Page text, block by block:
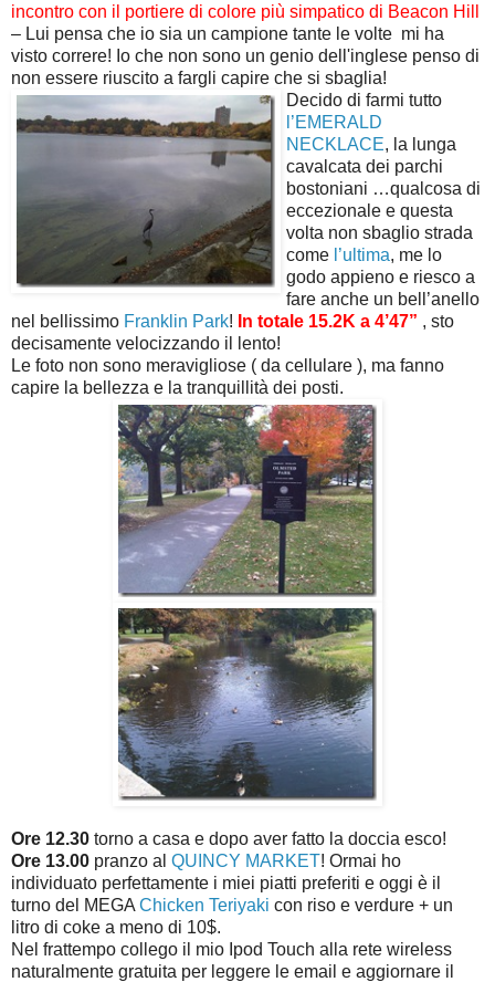
incontro con il portiere di colore più simpatico di Beacon Hill
– Lui pensa che io sia un campione tante le volte mi ha
visto correre! Io che non sono un genio dell'inglese penso di
non essere riuscito a fargli capire che si sbaglia!
Decido di farmi tutto
l’EMERALD
NECKLACE, la lunga
cavalcata dei parchi
bostoniani …qualcosa di
eccezionale e questa
volta non sbaglio strada
come l’ultima, me lo
godo appieno e riesco a
fare anche un bell’anello
nel bellissimo Franklin Park! In totale 15.2K a 4’47” , sto
decisamente velocizzando il lento!
Le foto non sono meravigliose ( da cellulare ), ma fanno
capire la bellezza e la tranquillità dei posti.
Ore 12.30 torno a casa e dopo aver fatto la doccia esco!
Ore 13.00 pranzo al QUINCY MARKET! Ormai ho
individuato perfettamente i miei piatti preferiti e oggi è il
turno del MEGA Chicken Teriyaki con riso e verdure + un
litro di coke a meno di 10$.
Nel frattempo collego il mio Ipod Touch alla rete wireless
naturalmente gratuita per leggere le email e aggiornare il